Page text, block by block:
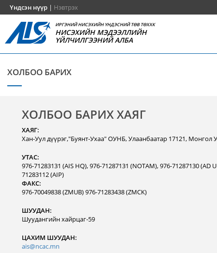
Үндсэн нүүр | Нэвтрэх
ИРГЭНИЙ НИСЭХИЙН ҮНДЭСНИЙ ТӨВ ТӨХХК
НИСЭХИЙН МЭДЭЭЛЛИЙН
ҮЙЛЧИЛГЭЭНИЙ АЛБА
ХОЛБОО БАРИХ
ХОЛБОО БАРИХ ХАЯГ
ХАЯГ:
Хан-Уул дүүрэг,"Буянт-Ухаа" ОУНБ, Улаанбаатар 17121, Монгол
УТАС:
976-71283131 (AIS HQ), 976-71287131 (NOTAM), 976-71287130 (AD
71283112 (AIP)
ФАКС:
976-70049838 (ZMUB) 976-71283438 (ZMCK)
ШУУДАН:
Шуудангийн хайрцаг-59
ЦАХИМ ШУУДАН:
ais@ncac.mn